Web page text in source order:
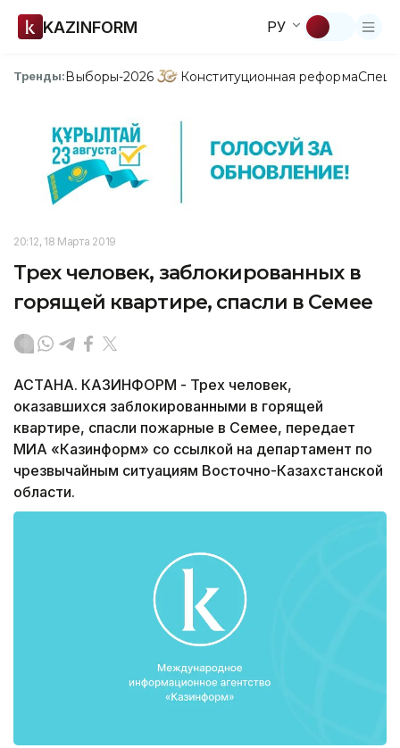
KAZINFORM РУ
Тренды:Выборы-2026 Конституционная реформа
20:12, 18 Марта 2019
Трех человек, заблокированных в
горящей квартире, спасли в Семее
АСТАНА. КАЗИНФОРМ - Трех человек,
оказавшихся заблокированными в горящей
квартире, спасли пожарные в Семее, передает
МИА «Казинформ» со ссылкой на департамент по
чрезвычайным ситуациям Восточно-Казахстанской
области.